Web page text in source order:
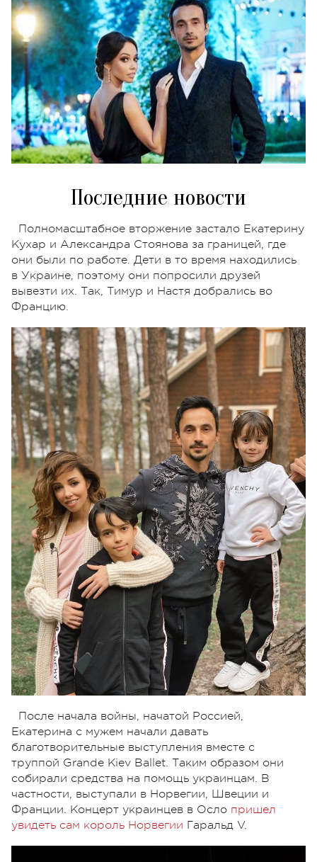
Последние новости
Полномасштабное вторжение застало Екатерину
Кухар и Александра Стоянова за границей, где
они были по работе. Дети в то время находились
в Украине, поэтому они попросили друзей
вывезти их. Так, Тимур и Настя добрались во
Францию.
После начала войны, начатой ​​Россией,
Екатерина с мужем начали давать
благотворительные выступления вместе с
труппой Grande Kiev Ballet. Таким образом они
собирали средства на помощь украинцам. В
частности, выступали в Норвегии, Швеции и
Франции. Концерт украинцев в Осло пришел
увидеть сам король Норвегии Гаральд V.